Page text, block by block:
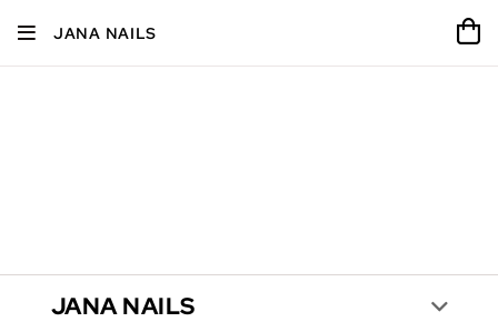
JANA NAILS
JANA NAILS